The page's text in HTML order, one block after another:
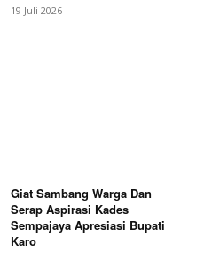
19 Juli 2026
Giat Sambang Warga Dan
Serap Aspirasi Kades
Sempajaya Apresiasi Bupati
Karo